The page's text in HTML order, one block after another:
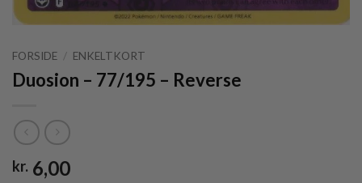
FORSIDE / ENKELTKORT
Duosion – 77/195 – Reverse
kr. 6,00